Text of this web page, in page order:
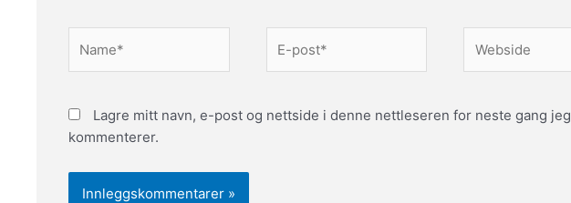
post*
Lagre mitt navn, e-post og nettside i denne nettleseren for neste gang jeg
kommenterer.